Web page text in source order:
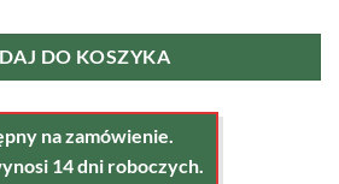
DO KOSZYKA
na zamówienie.
14 dni roboczych.